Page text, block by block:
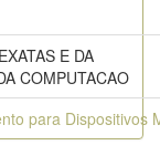
E DA
COMPUTACAO
para Dispositivos